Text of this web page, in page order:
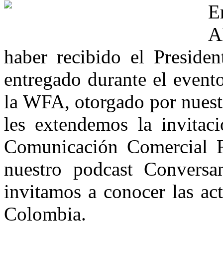
haber recibido el
entregado durante el
la WFA, otorgado por
les extendemos la
Comunicación Comercial
nuestro podcast
invitamos a conocer las
Colombia.